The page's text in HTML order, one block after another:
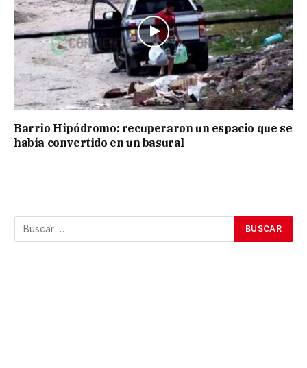
Barrio Hipódromo: recuperaron un espacio que se
había convertido en un basural